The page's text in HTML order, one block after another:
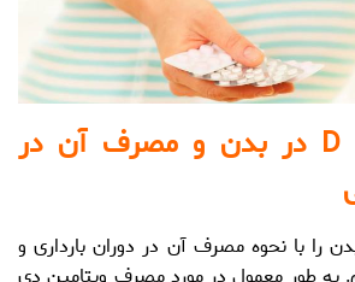
نقش ویتامین D در بدن و مصرف آن در
را با نحوه مصرف آن در دوران بارداری و